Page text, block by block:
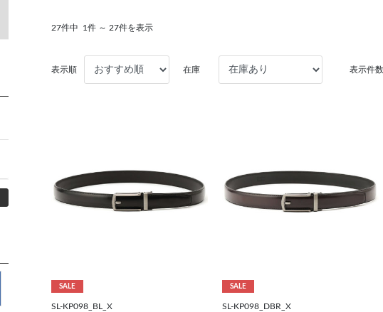
27件中 1件 ～ 27件を表示
表示順 在庫 表示件数
SALE
SL-KP098_BL_X
SALE
SL-KP098_DBR_X